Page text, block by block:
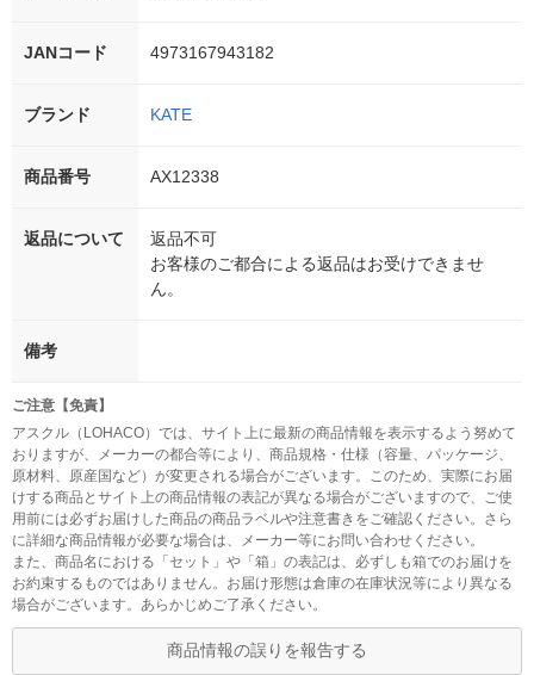
JANコード 4973167943182
ブランド KATE
商品番号 AX12338
返品について
返品不可
お客様のご都合による返品はお受けできませ
ん。
備考
ご注意【免責】
アスクル（LOHACO）では、サイト上に最新の商品情報を表示するよう努めて
おりますが、メーカーの都合等により、商品規格・仕様（容量、パッケージ、
原材料、原産国など）が変更される場合がございます。このため、実際にお届
けする商品とサイト上の商品情報の表記が異なる場合がございますので、ご使
用前には必ずお届けした商品の商品ラベルや注意書きをご確認ください。さら
に詳細な商品情報が必要な場合は、メーカー等にお問い合わせください。
また、商品名における「セット」や「箱」の表記は、必ずしも箱でのお届けを
お約束するものではありません。お届け形態は倉庫の在庫状況等により異なる
場合がございます。あらかじめご了承ください。
商品情報の誤りを報告する